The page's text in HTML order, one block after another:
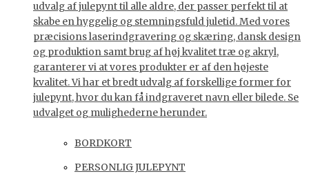
udvalg af julepynt til alle aldre, der passer perfekt til at
skabe en hyggelig og stemningsfuld juletid. Med vores
præcisions laserindgravering og skæring, dansk design
og produktion samt brug af høj kvalitet træ og akryl,
garanterer vi at vores produkter er af den højeste
kvalitet. Vi har et bredt udvalg af forskellige former for
julepynt, hvor du kan få indgraveret navn eller bilede. Se
udvalget og mulighederne herunder.
BORDKORT
PERSONLIG JULEPYNT